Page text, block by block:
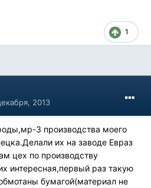
1
2013
3 производства моего
их на заводе Евраз
цех по производству
интересная,первый раз такую
бумагой(материал не